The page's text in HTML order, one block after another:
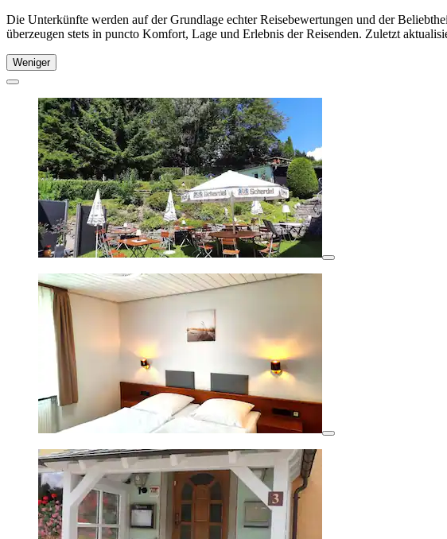
Die Unterkünfte werden auf der Grundlage echter Reisebewertungen und der
überzeugen stets in puncto Komfort, Lage und Erlebnis der Reisenden. Zuletzt
Weniger